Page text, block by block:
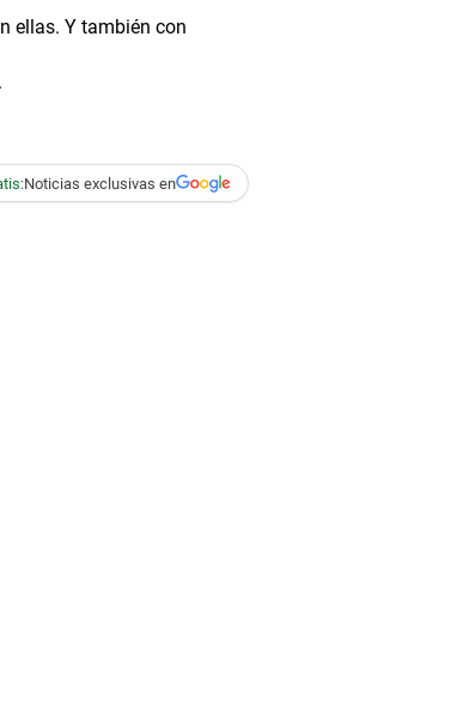
ellas. Y también con
Noticias exclusivas en